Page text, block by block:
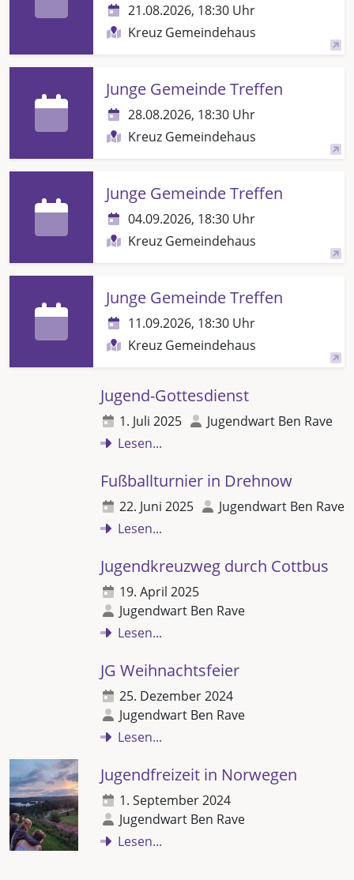
21.08.2026, 18:30 Uhr
Kreuz Gemeindehaus
Junge Gemeinde Treffen
28.08.2026, 18:30 Uhr
Kreuz Gemeindehaus
Junge Gemeinde Treffen
04.09.2026, 18:30 Uhr
Kreuz Gemeindehaus
Junge Gemeinde Treffen
11.09.2026, 18:30 Uhr
Kreuz Gemeindehaus
Jugend-Gottesdienst
1. Juli 2025
Jugendwart Ben Rave
Lesen...
Fußballturnier in Drehnow
22. Juni 2025
Jugendwart Ben Rave
Lesen...
Jugendkreuzweg durch Cottbus
19. April 2025
Jugendwart Ben Rave
Lesen...
JG Weihnachtsfeier
25. Dezember 2024
Jugendwart Ben Rave
Lesen...
Jugendfreizeit in Norwegen
1. September 2024
Jugendwart Ben Rave
Lesen...